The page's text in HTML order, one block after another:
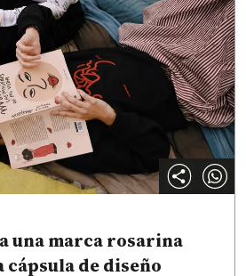
una marca rosarina
de diseño